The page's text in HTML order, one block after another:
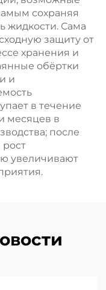
сохраняя
жидкости. Сама
защиту от
хранения и
обёртки
и
в течение
месяцев в
после
рост
увеличивают